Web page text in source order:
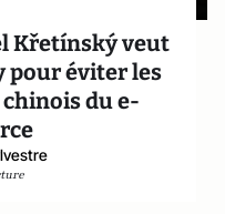
Křetínský veut
pour éviter les
du e-